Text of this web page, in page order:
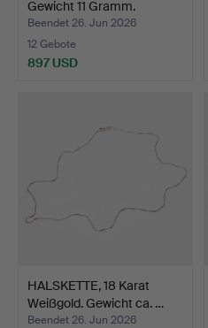
Gewicht 11 Gramm.
Beendet 26. Jun 2026
12 Gebote
897 USD
HALSKETTE, 18 Karat
Weißgold. Gewicht ca. …
Beendet 26. Jun 2026